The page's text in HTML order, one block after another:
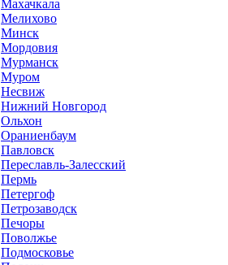
Махачкала
Мелихово
Минск
Мордовия
Мурманск
Муром
Несвиж
Нижний Новгород
Ольхон
Ораниенбаум
Павловск
Переславль-Залесский
Пермь
Петергоф
Петрозаводск
Печоры
Поволжье
Подмосковье